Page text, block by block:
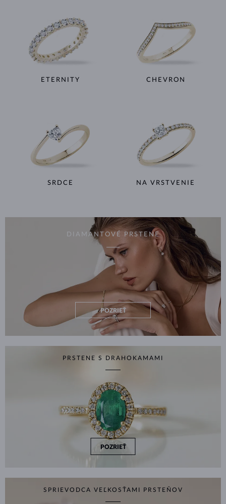
ETERNITY CHEVRON
SRDCE NA VRSTVENIE
DIAMANTOVÉ PRSTENE
POZRIEŤ
PRSTENE S DRAHOKAMAMI
POZRIEŤ
SPRIEVODCA VEĽKOSŤAMI PRSTEŇOV